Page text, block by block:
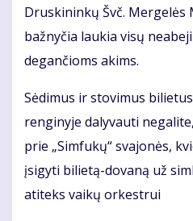
Druskininkų Švč. Mergelės
bažnyčia laukia visų
degančioms akims.
Sėdimus ir stovimus
renginyje dalyvauti
prie „Simfukų“ svajonės,
įsigyti bilietą-dovaną už
atiteks vaikų orkestrui